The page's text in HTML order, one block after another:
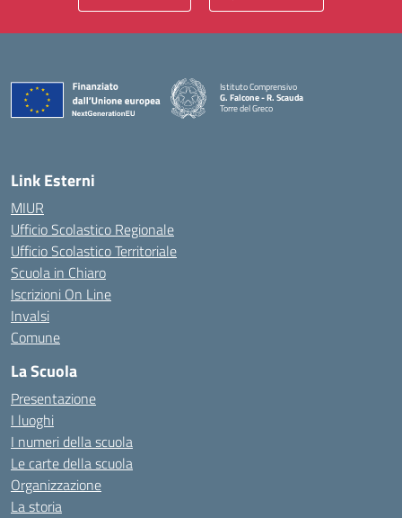
Istituto Comprensivo
G. Falcone - R. Scauda
Torre del Greco
Link Esterni
MIUR
Ufficio Scolastico Regionale
Ufficio Scolastico Territoriale
Scuola in Chiaro
Iscrizioni On Line
Invalsi
Comune
La Scuola
Presentazione
I luoghi
I numeri della scuola
Le carte della scuola
Organizzazione
La storia